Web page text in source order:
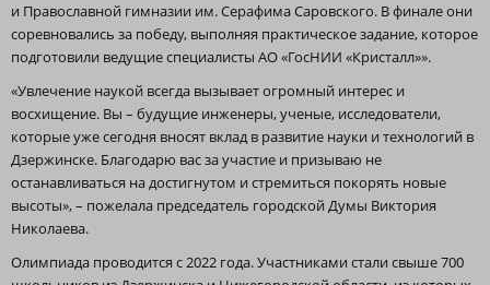
и Православной гимназии им. Серафима Саровского. В финале они
соревновались за победу, выполняя практическое задание, которое
подготовили ведущие специалисты АО «ГосНИИ «Кристалл»».
«Увлечение наукой всегда вызывает огромный интерес и
восхищение. Вы – будущие инженеры, ученые, исследователи,
которые уже сегодня вносят вклад в развитие науки и технологий в
Дзержинске. Благодарю вас за участие и призываю не
останавливаться на достигнутом и стремиться покорять новые
высоты», – пожелала председатель городской Думы Виктория
Николаева.
Олимпиада проводится с 2022 года. Участниками стали свыше 700